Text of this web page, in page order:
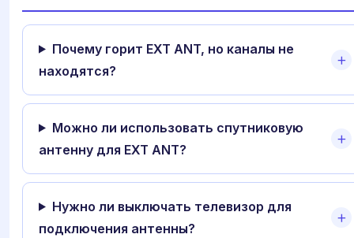
Почему горит EXT ANT, но каналы не
находятся?
Можно ли использовать спутниковую
антенну для EXT ANT?
Нужно ли выключать телевизор для
подключения антенны?